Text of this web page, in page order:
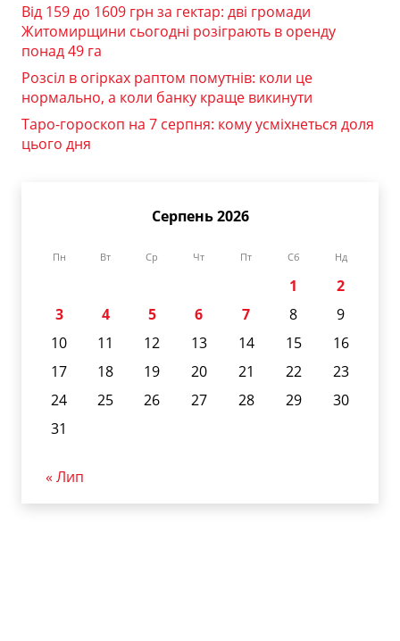
Від 159 до 1609 грн за гектар: дві громади
Житомирщини сьогодні розіграють в оренду
понад 49 га
Розсіл в огірках раптом помутнів: коли це
нормально, а коли банку краще викинути
Таро-гороскоп на 7 серпня: кому усміхнеться доля
цього дня
Серпень 2026
Пн Вт Ср Чт Пт Сб Нд
1
2
3
4 5 6 7 8
9
10
11 12 13 14 15
16
17
18 19 20 21 22
23
24
25 26 27 28 29
30
31
« Лип